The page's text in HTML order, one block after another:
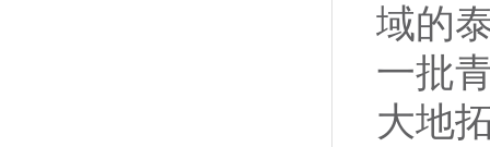
域的
一批
大地